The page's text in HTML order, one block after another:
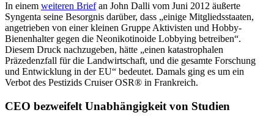
In einem weiteren Briefan John Dalli vom Juni 2012 äußerte
Syngenta seine Besorgnis darüber, dass „einige Mitgliedsstaaten,
angetrieben von einer kleinen Gruppe Aktivisten und Hobby-
Bienenhalter gegen die Neonikotinoide Lobbying betreiben“.
Diesem Druck nachzugeben, hätte „einen katastrophalen
Präzedenzfall für die Landwirtschaft, und die gesamte Forschung
und Entwicklung in der EU“ bedeutet. Damals ging es um ein
Verbot des Pestizids Cruiser OSR® in Frankreich.
CEO bezweifelt Unabhängigkeit von Studien